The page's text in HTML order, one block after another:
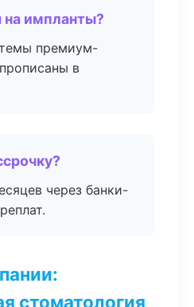
на импланты?
премиум-
в
через банки-
стоматология